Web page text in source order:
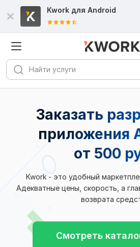
Kwork для Android
Заказать
приложения
от 500
Kwork - это удобный
Адекватные цены, скорость, а
возврата
Смотреть